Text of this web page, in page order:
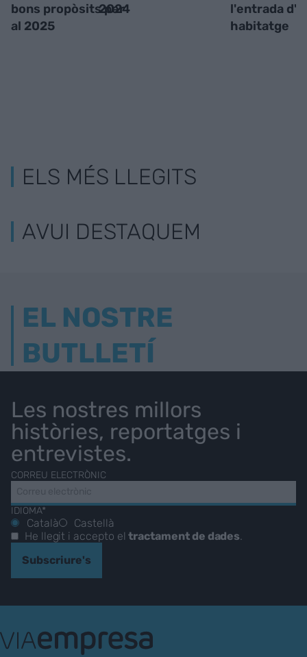
bons propòsits per
al 2025
2024
l'entrada
habitatge
ELS MÉS LLEGITS
AVUI DESTAQUEM
EL NOSTRE
BUTLLETÍ
Les nostres millors
històries, reportatges i
entrevistes.
CORREU ELECTRÒNIC
IDIOMA*
Català
Castellà
He llegit i accepto eltractament de dades.
Subscriure's